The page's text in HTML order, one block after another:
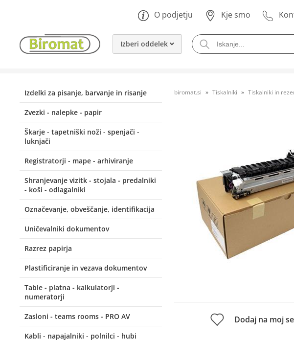
O podjetju Kje smo
Izberi oddelek
Izdelki za pisanje, barvanje in risanje
Zvezki - nalepke - papir
Škarje - tapetniški noži - spenjači -
luknjači
Registratorji - mape - arhiviranje
Shranjevanje vizitk - stojala - predalniki
- koši - odlagalniki
Označevanje, obveščanje, identifikacija
Uničevalniki dokumentov
Razrez papirja
Plastificiranje in vezava dokumentov
Table - platna - kalkulatorji -
numeratorji
Zasloni - teams rooms - PRO AV
Kabli - napajalniki - polnilci - hubi
biromat.si Tiskalniki Tiskalniki in
Dodaj na moj